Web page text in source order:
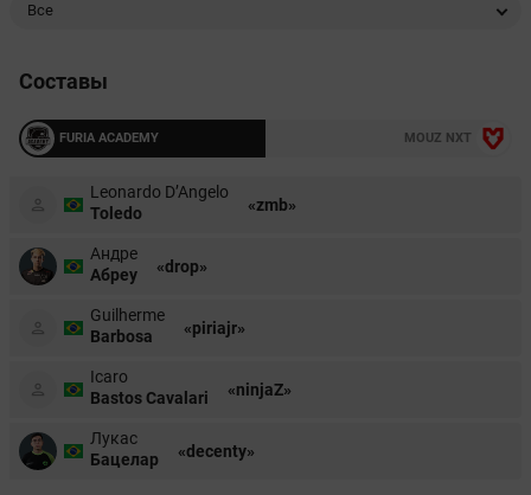
Все
Составы
FURIA ACADEMY MOUZ NXT
Leonardo D’Angelo
Toledo
«zmb»
Андре
Абреу
«drop»
Guilherme
Barbosa
«piriajr»
Icaro
Bastos Cavalari
«ninjaZ»
Лукас
Бацелар
«decenty»